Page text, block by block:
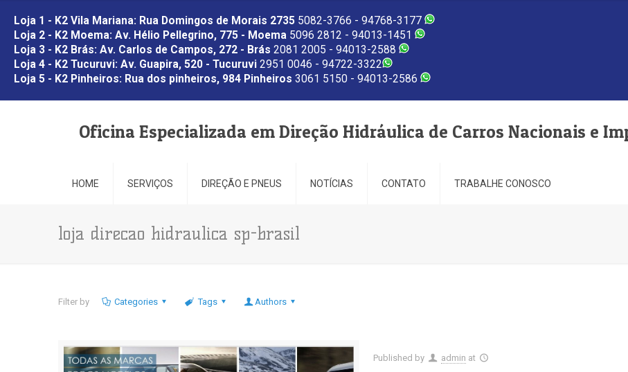
Loja 1 - K2 Vila Mariana: Rua Domingos de Morais 2735 5082-3766 - 94768-3177
Loja 2 - K2 Moema: Av. Hélio Pellegrino, 775 - Moema 5096 2812 - 94013-1451
Loja 3 - K2 Brás: Av. Carlos de Campos, 272 - Brás 2081 2005 - 94013-2588
Loja 4 - K2 Tucuruvi: Av. Guapira, 520 - Tucuruvi 2951 0046 - 94722-3322
Loja 5 - K2 Pinheiros: Rua dos pinheiros, 984 Pinheiros 3061 5150 - 94013-2586
Oficina Especializada em Direção Hidráulica de Carros Nacionais e
HOME SERVIÇOS DIREÇÃO E PNEUS NOTÍCIAS CONTATO TRABALHE CONOSCO
loja direcao hidraulica sp-brasil
Filter by Categories Tags Authors
Published by admin at